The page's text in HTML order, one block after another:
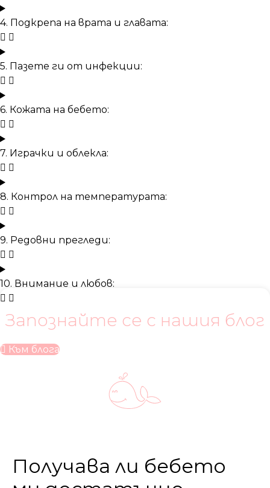
4. Подкрепа на врата и главата:
5. Пазете ги от инфекции:
6. Кожата на бебето:
7. Играчки и облекла:
8. Контрол на температурата:
9. Редовни прегледи:
10. Внимание и любов:
Запознайте се с нашия блог
Към блога
Получава ли бебето